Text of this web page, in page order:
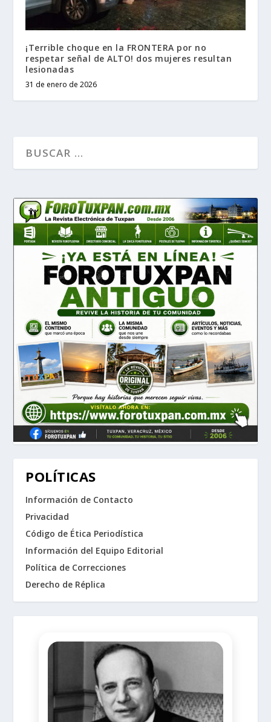
¡Terrible choque en la FRONTERA por no
respetar señal de ALTO! dos mujeres resultan
lesionadas
31 de enero de 2026
POLÍTICAS
Información de Contacto
Privacidad
Código de Ética Periodística
Información del Equipo Editorial
Política de Correcciones
Derecho de Réplica